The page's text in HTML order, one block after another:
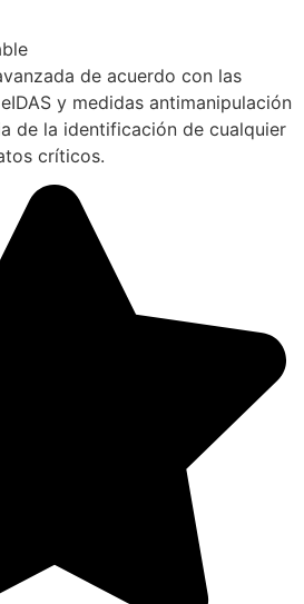
de acuerdo con las
y medidas antimanipulación
de la identificación de cualquier
críticos.